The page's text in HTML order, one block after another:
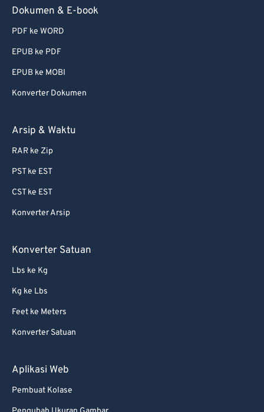
Dokumen & E-book
PDF ke WORD
EPUB ke PDF
EPUB ke MOBI
Konverter Dokumen
Arsip & Waktu
RAR ke Zip
PST ke EST
CST ke EST
Konverter Arsip
Konverter Satuan
Lbs ke Kg
Kg ke Lbs
Feet ke Meters
Konverter Satuan
Aplikasi Web
Pembuat Kolase